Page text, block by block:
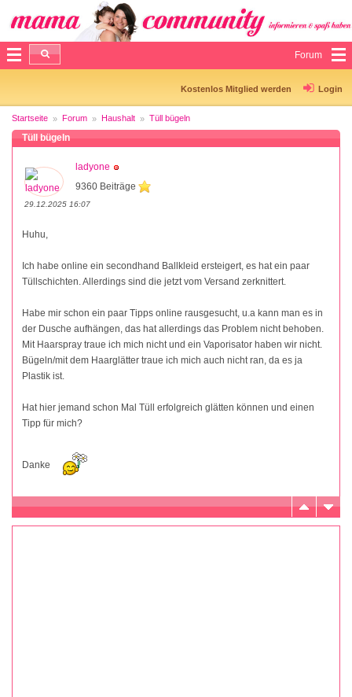
Forum
Kostenlos Mitglied werden Login
Startseite Forum Haushalt Tüll bügeln
Tüll bügeln
ladyone
9360 Beiträge
29.12.2025 16:07
Huhu,
Ich habe online ein secondhand Ballkleid ersteigert, es hat ein paar
Tüllschichten. Allerdings sind die jetzt vom Versand zerknittert.
Habe mir schon ein paar Tipps online rausgesucht, u.a kann man es in
der Dusche aufhängen, das hat allerdings das Problem nicht behoben.
Mit Haarspray traue ich mich nicht und ein Vaporisator haben wir nicht.
Bügeln/mit dem Haarglätter traue ich mich auch nicht ran, da es ja
Plastik ist.
Hat hier jemand schon Mal Tüll erfolgreich glätten können und einen
Tipp für mich?
Danke